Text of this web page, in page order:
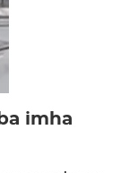
imha